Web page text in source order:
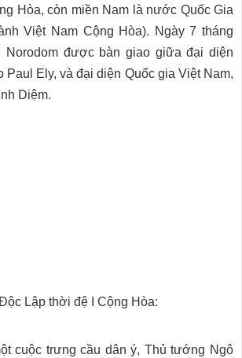
Hòa, còn miền Nam là nước Quốc Gia
Việt Nam Cộng Hòa). Ngày 7 tháng
Norodom được bàn giao giữa đại diện
Paul Ely, và đại diện Quốc gia Việt Nam,
Diệm.
Lập thời đệ I Cộng Hòa:
cuộc trưng cầu dân ý, Thủ tướng Ngô